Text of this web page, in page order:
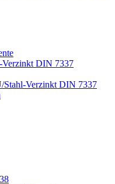
DIN 7337
Verzinkt DIN 7337